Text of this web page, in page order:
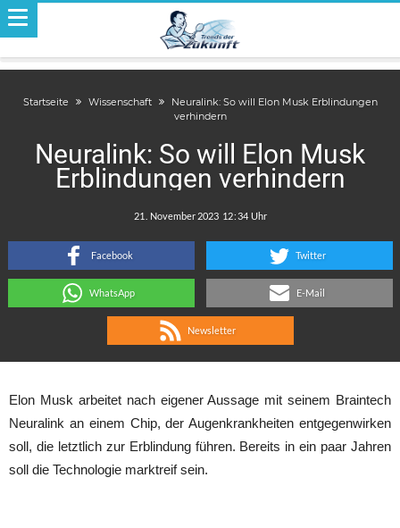
Startseite Wissenschaft
Neuralink: So will Elon Musk Erblindungen
verhindern
Neuralink: So will Elon Musk
Erblindungen verhindern
:
Facebook Twitter
WhatsApp E-Mail
Newsletter
Elon Musk arbeitet nach eigener Aussage mit seinem Braintech
Neuralink an einem Chip, der Augenkrankheiten entgegenwirken
soll, die letztlich zur Erblindung führen. Bereits in ein paar Jahren
soll die Technologie marktreif sein.